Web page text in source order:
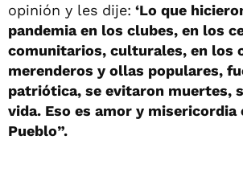
opinión y les dije: ‘Lo que
pandemia en los clubes, en los
comunitarios, culturales, en los
merenderos y ollas populares,
patriótica, se evitaron muertes,
vida. Eso es amor y misericordia
Pueblo”.